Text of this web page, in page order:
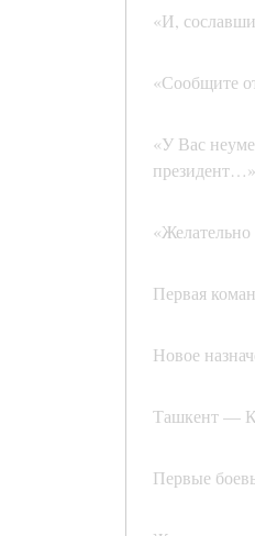
«И,
«Сообщите
«У Вас
президент…»
Первая
Новое
Ташкент —
Первые